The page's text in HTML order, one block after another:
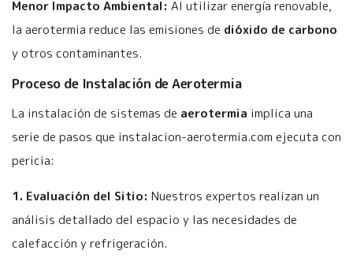
Menor Impacto Ambiental: Al utilizar energía renovable,
la aerotermia reduce las emisiones de dióxido de carbono
y otros contaminantes.
Proceso de Instalación de Aerotermia
La instalación de sistemas de aerotermia implica una
serie de pasos que instalacion-aerotermia.com ejecuta con
pericia:
1. Evaluación del Sitio: Nuestros expertos realizan un
análisis detallado del espacio y las necesidades de
calefacción y refrigeración.